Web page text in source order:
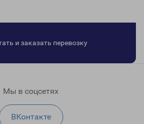
и заказать перевозку
Мы в соцсетях
ВКонтакте